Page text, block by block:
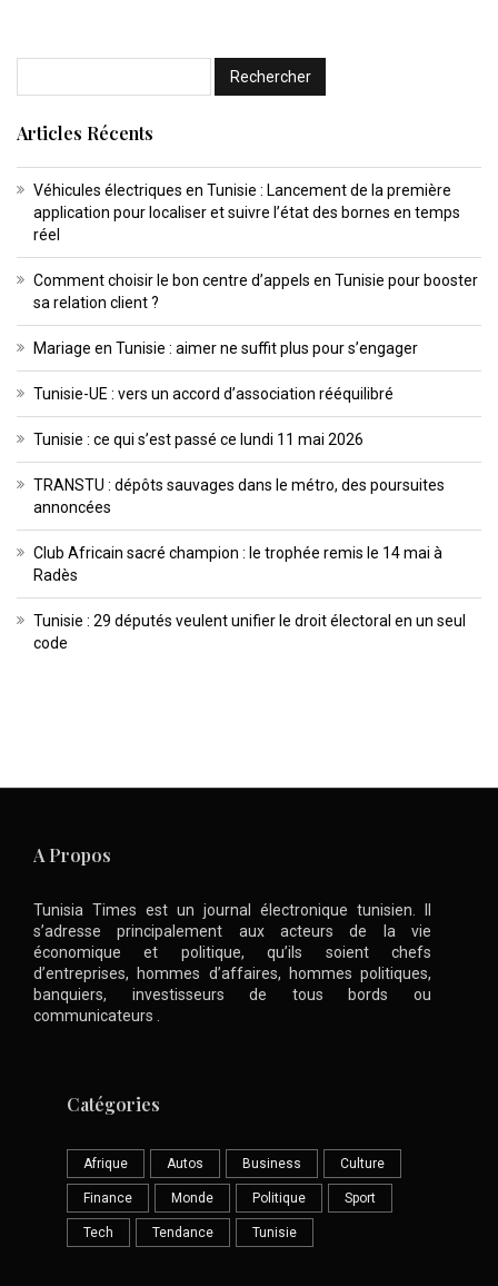
Articles Récents
Véhicules électriques en Tunisie : Lancement de la première
application pour localiser et suivre l’état des bornes en temps
réel
Comment choisir le bon centre d’appels en Tunisie pour booster
sa relation client ?
Mariage en Tunisie : aimer ne suffit plus pour s’engager
Tunisie-UE : vers un accord d’association rééquilibré
Tunisie : ce qui s’est passé ce lundi 11 mai 2026
TRANSTU : dépôts sauvages dans le métro, des poursuites
annoncées
Club Africain sacré champion : le trophée remis le 14 mai à
Radès
Tunisie : 29 députés veulent unifier le droit électoral en un seul
code
A Propos
Tunisia Times est un journal électronique tunisien. Il
s’adresse principalement aux acteurs de la vie
économique et politique, qu’ils soient chefs
d’entreprises, hommes d’affaires, hommes politiques,
banquiers, investisseurs de tous bords ou
communicateurs .
Catégories
Afrique Autos Business Culture
Finance Monde Politique Sport
Tech Tendance Tunisie